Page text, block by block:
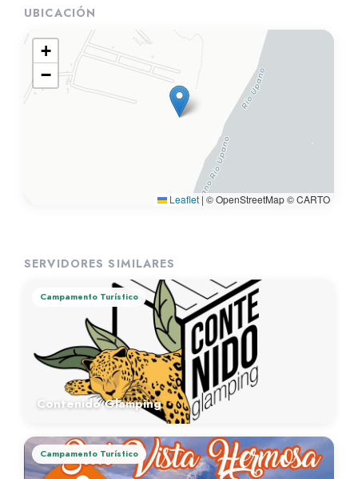
UBICACIÓN
+
−
Leaflet | © OpenStreetMap © CARTO
SERVIDORES SIMILARES
Campamento Turístico
Contenido Glamping
Campamento Turístico